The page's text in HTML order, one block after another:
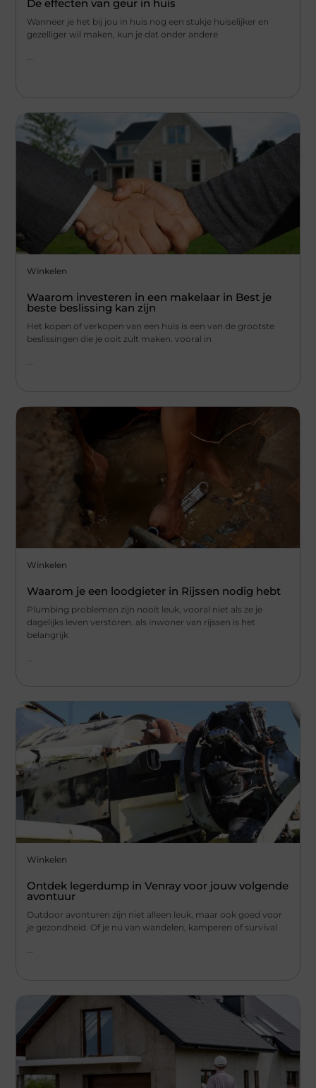
De effecten van geur in huis
Wanneer je het bij jou in huis nog een stukje huiselijker en
gezelliger wil maken, kun je dat onder andere
Winkelen
Waarom investeren in een makelaar in Best je
beste beslissing kan zijn
Het kopen of verkopen van een huis is een van de grootste
beslissingen die je ooit zult maken. vooral in
...
Winkelen
Waarom je een loodgieter in Rijssen nodig hebt
Plumbing problemen zijn nooit leuk, vooral niet als ze je
dagelijks leven verstoren. als inwoner van rijssen is het
belangrijk
Winkelen
Ontdek legerdump in Venray voor jouw volgende
avontuur
Outdoor avonturen zijn niet alleen leuk, maar ook goed voor
je gezondheid. Of je nu van wandelen, kamperen of survival
...